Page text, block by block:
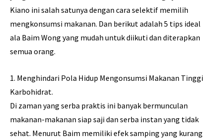
Kiano ini salah satunya dengan cara selektif memilih
mengkonsumsi makanan. Dan berikut adalah 5 tips ideal
ala Baim Wong yang mudah untuk diikuti dan diterapkan
semua orang.
1. Menghindari Pola Hidup Mengonsumsi Makanan Tinggi
Karbohidrat.
Di zaman yang serba praktis ini banyak bermunculan
makanan-makanan siap saji dan serba instan yang tidak
sehat. Menurut Baim memiliki efek samping yang kurang